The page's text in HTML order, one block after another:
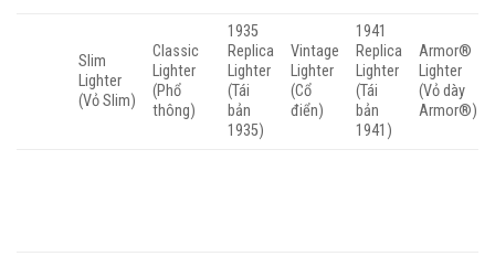
Slim
Lighter
(Vỏ Slim)
Classic
Lighter
(Phổ
thông)
1935
Replica
Lighter
(Tái
bản
1935)
Vintage
Lighter
(Cổ
điển)
1941
Replica
Lighter
(Tái
bản
1941)
Armor®
Lighter
(Vỏ dày
Armor®)